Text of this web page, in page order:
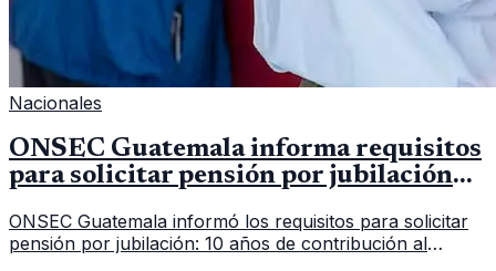
Nacionales
ONSEC Guatemala informa requisitos
para solicitar pensión por jubilación
ONSEC Guatemala informó los requisitos para solicitar
pensión por jubilación: 10 años de contribución al